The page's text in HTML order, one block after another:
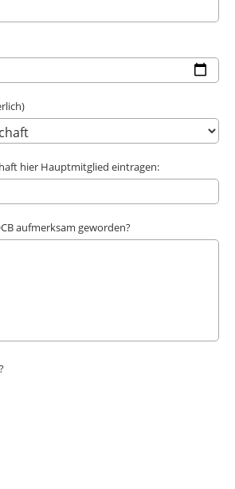
hier Hauptmitglied eintragen:
aufmerksam geworden?